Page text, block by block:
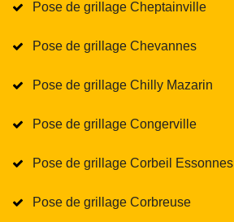
Pose de grillage Cheptainville
Pose de grillage Chevannes
Pose de grillage Chilly Mazarin
Pose de grillage Congerville
Pose de grillage Corbeil Essonnes
Pose de grillage Corbreuse